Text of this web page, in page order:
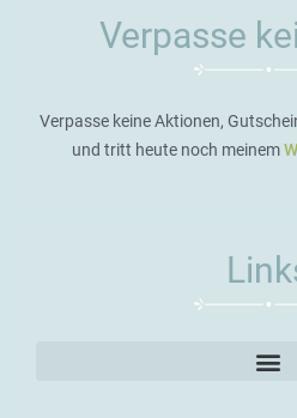
Verpasse
Verpasse keine Aktionen,
und tritt heute noch meinem